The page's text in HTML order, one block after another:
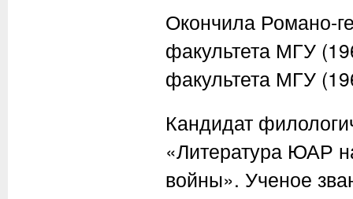
Окончила Романо-
факультета МГУ
факультета МГУ
Кандидат
«Литература ЮАР
войны». Ученое